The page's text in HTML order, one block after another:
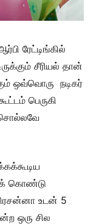
ரேட்டிங்கில்
சீரியல் தான்
ஒவ்வொரு நடிகர்
பெருகி
சொல்லவே
கொண்டு
உடன் 5
ஒரு சில